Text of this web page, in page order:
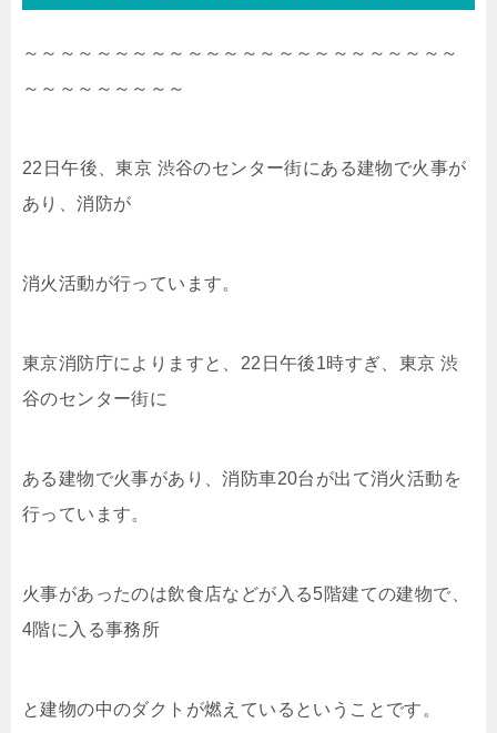
～～～～～～～～～～～～～～～～～～～～～～～～
～～～～～～～～～
22日午後、東京 渋谷のセンター街にある建物で火事が
あり、消防が
消火活動が行っています。
東京消防庁によりますと、22日午後1時すぎ、東京 渋
谷のセンター街に
ある建物で火事があり、消防車20台が出て消火活動を
行っています。
火事があったのは飲食店などが入る5階建ての建物で、
4階に入る事務所
と建物の中のダクトが燃えているということです。